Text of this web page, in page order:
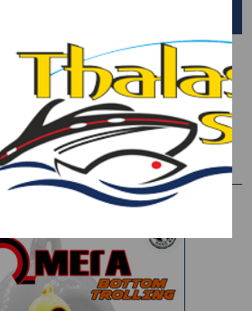
ΚΕΦΑΛΕΣ - HEADS - ΚΟΝΤΟΦΥΛΑΚΕΣ /
BOTTOM & SLIDER TROLLING